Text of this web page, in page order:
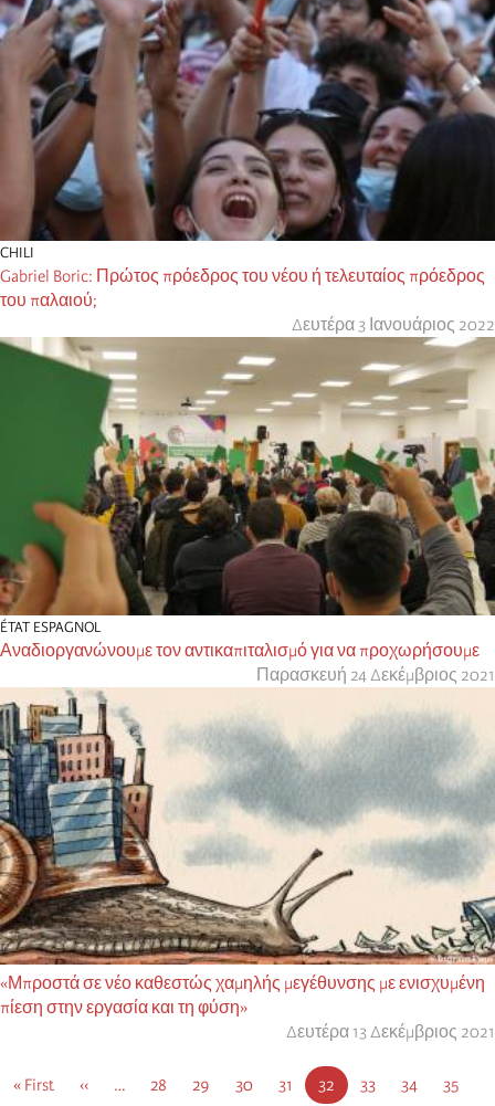
CHILI
Gabriel Boric: Πρώτος πρόεδρος του νέου ή τελευταίος πρόεδρος
του παλαιού;
Δευτέρα 3 Ιανουάριος 2022
ÉTAT ESPAGNOL
Αναδιοργανώνουμε τον αντικαπιταλισμό για να προχωρήσουμε
Παρασκευή 24 Δεκέμβριος 2021
«Μπροστά σε νέο καθεστώς χαμηλής μεγέθυνσης με ενισχυμένη
πίεση στην εργασία και τη φύση»
Δευτέρα 13 Δεκέμβριος 2021
Πρώτη
« First
Προηγούμενη
‹‹ … Σελίδα
28 Σελίδα
29 Σελίδα
30 Σελίδα
31
Τρέχουσα
32 Σελίδα
33 Σελίδα
34 Σελίδα
35